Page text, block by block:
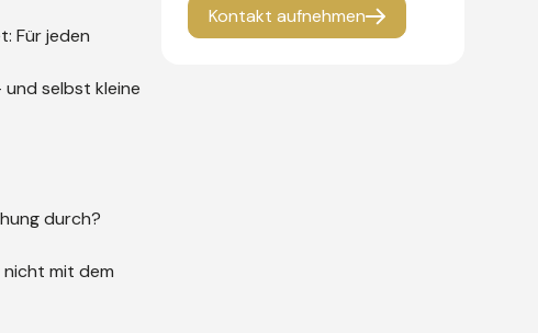
Für jeden
selbst kleine
durch?
nicht mit dem
Kontakt aufnehmen